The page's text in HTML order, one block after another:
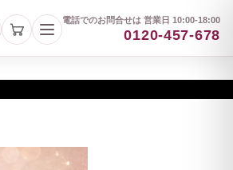
電話でのお問合せは 営業日 10:00-18:00
0120-457-678